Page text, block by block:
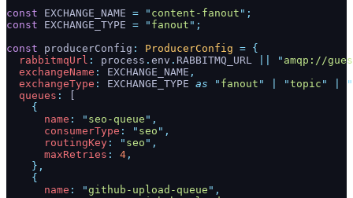
const EXCHANGE_NAME = " content-fanout " ;
const EXCHANGE_TYPE = " fanout " ;
const producerConfig : ProducerConfig = {
  rabbitmqUrl
: process . env . RABBITMQ_URL " amqp://
  exchangeName
: EXCHANGE_NAME ,
  exchangeType
: EXCHANGE_TYPE as " fanout " "topic "
"
  queues
:
    {
      name
: " seo-queue " ,
      consumerType
: " seo " ,
      routingKey
: " seo " ,
      maxRetries
: 4 ,
    },
    {
      name
: "github-upload-queue " ,